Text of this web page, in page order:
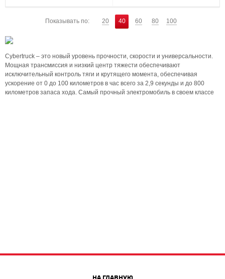
Показывать по: 20 40 60 80 100
Cybertruck – это новый уровень прочности, скорости и универсальности.
Мощная трансмиссия и низкий центр тяжести обеспечивают
исключительный контроль тяги и крутящего момента, обеспечивая
ускорение от 0 до 100 километров в час всего за 2,9 секунды и до 800
километров запаса хода. Самый прочный электромобиль в своем классе